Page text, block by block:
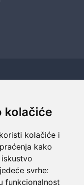
kolačiće
kolačiće i
kako
svrhe:
funkcionalnost